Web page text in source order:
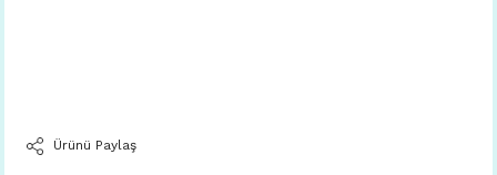
Ürünü Paylaş